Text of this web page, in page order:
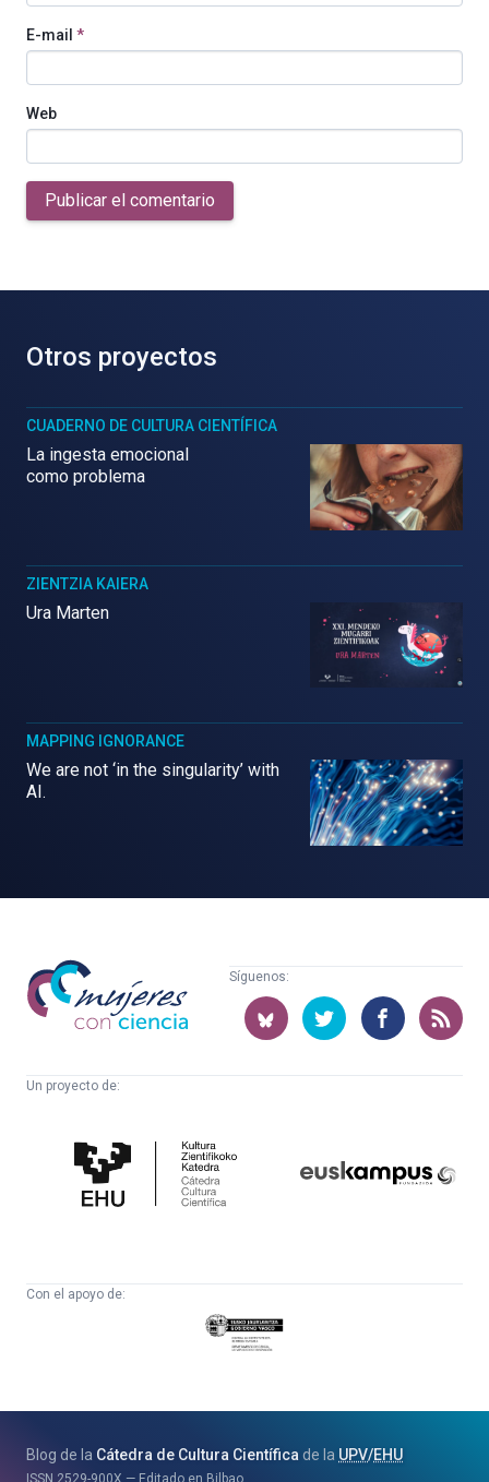
E-mail *
Web
Publicar el comentario
Otros proyectos
CUADERNO DE CULTURA CIENTÍFICA
La ingesta emocional
como problema
ZIENTZIA KAIERA
Ura Marten
MAPPING IGNORANCE
We are not ‘in the singularity’ with
AI.
Mujeres
con
ciencia
Síguenos:
Un proyecto de:
Cultura
Científica
Con el apoyo de:
Eusko
Jaurlaritza
eta
Blog de la Cátedra de Cultura Científica de la UPV/EHU
ISSN 2529-900X Editado en Bilbao